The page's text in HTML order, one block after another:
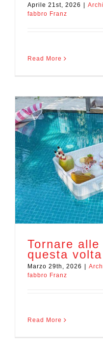
Aprile 21st, 2026
fabbro Franz
Read More
Tornare alle
questa
Marzo 29th, 2026
fabbro Franz
Read More